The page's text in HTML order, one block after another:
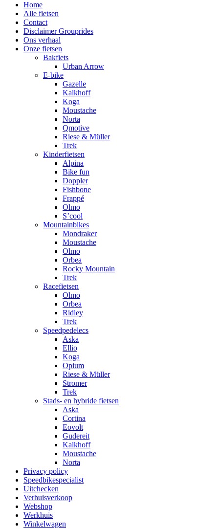
Home
Alle fietsen
Contact
Disclaimer Grouprides
Ons verhaal
Onze fietsen
Bakfiets
Urban Arrow
E-bike
Gazelle
Kalkhoff
Koga
Moustache
Norta
Qmotive
Riese & Müller
Trek
Kinderfietsen
Alpina
Bike fun
Doppler
Fishbone
Frappé
Olmo
S’cool
Mountainbikes
Mondraker
Moustache
Olmo
Orbea
Rocky Mountain
Trek
Racefietsen
Olmo
Orbea
Ridley
Trek
Speedpedelecs
Aska
Ellio
Koga
Opium
Riese & Müller
Stromer
Trek
Stads- en hybride fietsen
Aska
Cortina
Eovolt
Gudereit
Kalkhoff
Moustache
Norta
Privacy policy
Speedbikespecialist
Uitchecken
Verhuisverkoop
Webshop
Werkhuis
Winkelwagen